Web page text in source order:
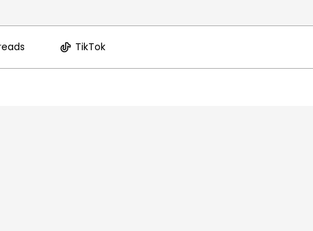
TikTok